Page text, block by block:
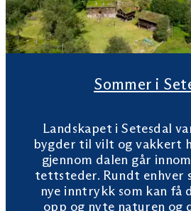
Sommer i
Landskapet i Setesdal
bygder til vilt og vakkert
gjennom dalen går
tettsteder. Rundt enhver
nye inntrykk som kan få
opp og nyte naturen og